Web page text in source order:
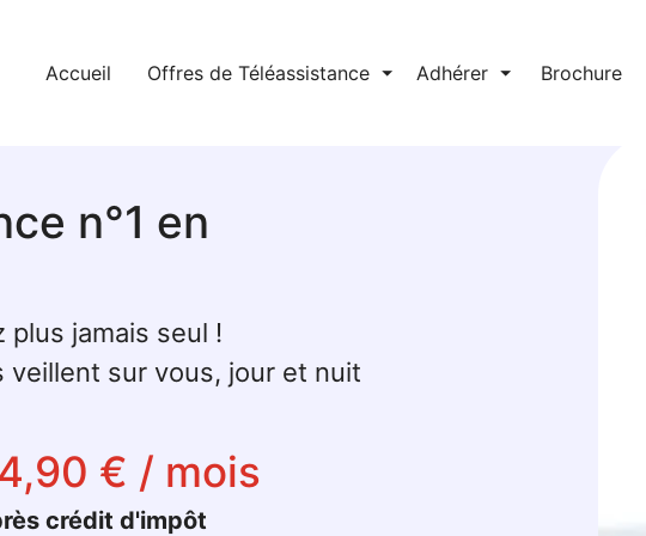
Accueil Offres de Téléassistance ⏷ Adhérer ⏷ Brochure
n°1 en
plus jamais seul !
veillent sur vous, jour et nuit
€ / mois
crédit d'impôt